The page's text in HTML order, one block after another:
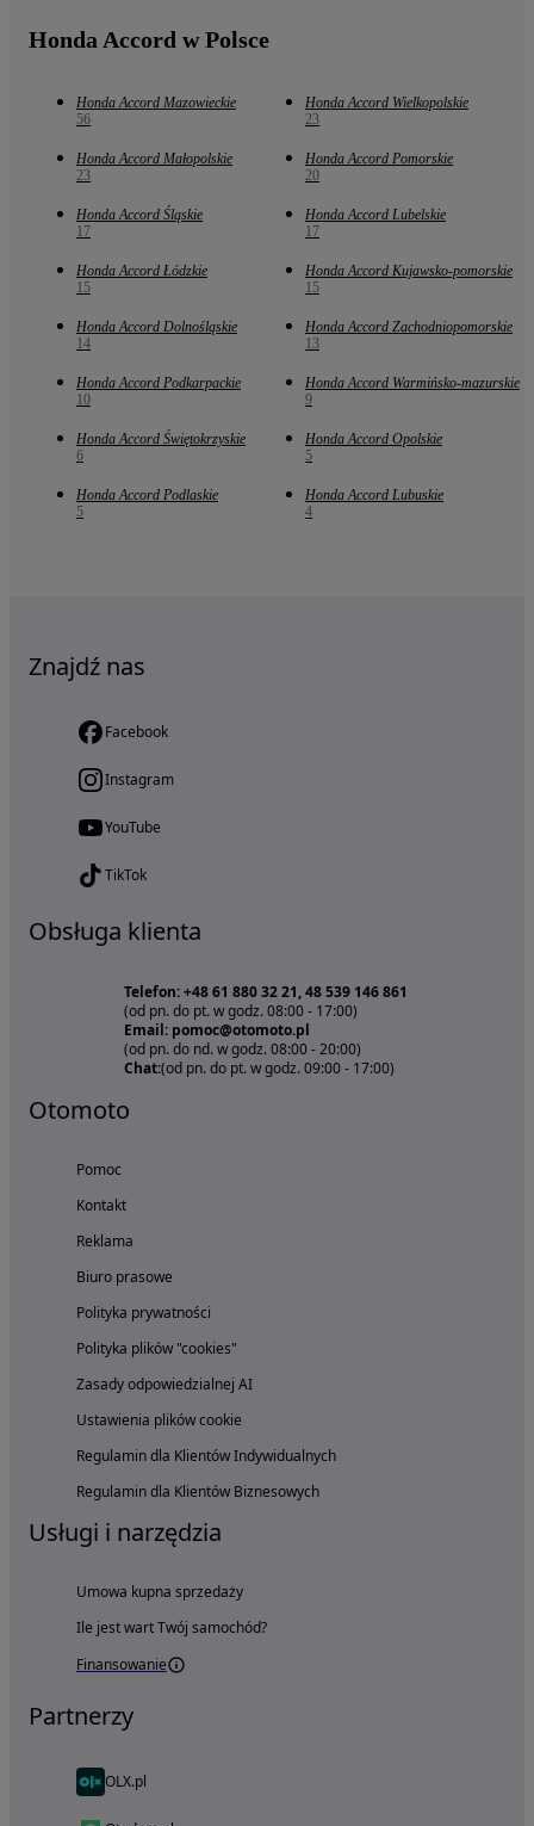
Honda Accord w Polsce
Honda Accord Mazowieckie
56
Honda Accord Wielkopolskie
23
Honda Accord Małopolskie
23
Honda Accord Pomorskie
20
Honda Accord Śląskie
17
Honda Accord Lubelskie
17
Honda Accord Łódzkie
15
Honda Accord Kujawsko-pomorskie
15
Honda Accord Dolnośląskie
14
Honda Accord Zachodniopomorskie
13
Honda Accord Podkarpackie
10
Honda Accord Warmińsko-mazurskie
9
Honda Accord Świętokrzyskie
6
Honda Accord Opolskie
5
Honda Accord Podlaskie
5
Honda Accord Lubuskie
4
Znajdź nas
Facebook
Instagram
YouTube
TikTok
Obsługa klienta
Telefon: +48 61 880 32 21, 48 539 146 861
(od pn. do pt. w godz. 08:00 - 17:00)
Email: pomoc@otomoto.pl
(od pn. do nd. w godz. 08:00 - 20:00)
Chat:(od pn. do pt. w godz. 09:00 - 17:00)
Otomoto
Pomoc
Kontakt
Reklama
Biuro prasowe
Polityka prywatności
Polityka plików "cookies"
Zasady odpowiedzialnej AI
Ustawienia plików cookie
Regulamin dla Klientów Indywidualnych
Regulamin dla Klientów Biznesowych
Usługi i narzędzia
Umowa kupna sprzedaży
Ile jest wart Twój samochód?
Finansowanie
Partnerzy
OLX.pl